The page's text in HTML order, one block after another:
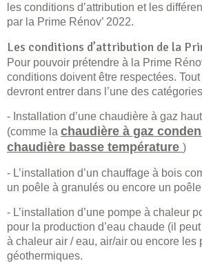
les conditions d’attribution et les
par la Prime Rénov’ 2022.
Les conditions d’attribution de la
Pour pouvoir prétendre à la Prime
conditions doivent être respectées.
devront entrer dans l’une des
- Installation d’une chaudière à gaz
(comme la chaudière à gaz
chaudière basse température )
- L’installation d’un chauffage à bois
un poêle à granulés ou encore un
- L’installation d’une pompe à chaleur
pour la production d’eau chaude (il peut
à chaleur air / eau, air/air ou encore les
géothermiques.